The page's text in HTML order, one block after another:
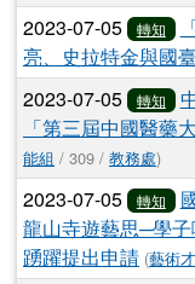
2023-07-05 轉知
亮、史拉特金與國
2023-07-05 轉知
「第三屆中國醫藥
能組 / 309 / 教務處)
2023-07-05 轉知
龍山寺遊藝思─學
踴躍提出申請 (藝術